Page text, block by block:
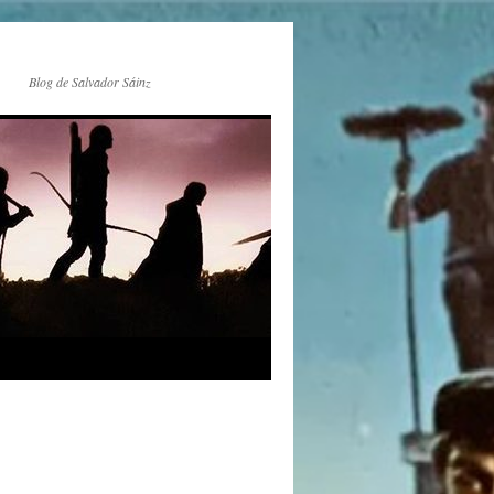
Blog de Salvador Sáinz